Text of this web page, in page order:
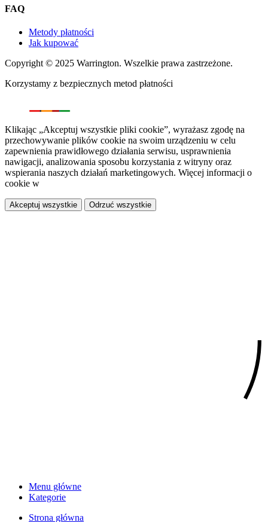
FAQ
Metody płatności
Jak kupować
Copyright © 2025 Warrington. Wszelkie prawa zastrzeżone.
Korzystamy z bezpiecznych metod płatności
Klikając „Akceptuj wszystkie pliki cookie”, wyrażasz zgodę na
przechowywanie plików cookie na swoim urządzeniu w celu
zapewnienia prawidłowego działania serwisu, usprawnienia
nawigacji, analizowania sposobu korzystania z witryny oraz
wspierania naszych działań marketingowych. Więcej informacji o
cookie w
Akceptuj wszystkie Odrzuć wszystkie
Menu główne
Kategorie
Strona główna